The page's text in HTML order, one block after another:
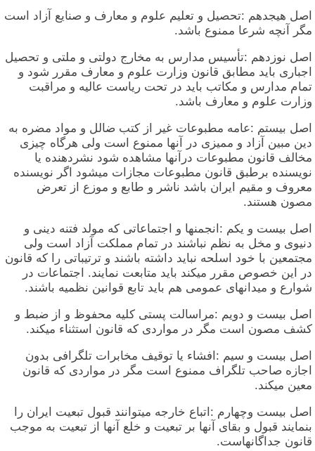
اصل هیجدهم :تحصیل و تعلیم علوم و معارف و صنایع آزاد است
مگر آنچه شرعا ممنوع باشد.
اصل نوزدهم :تأسیس مدارس به مخارج دولتی و ملتی و تحصیل
اجباری باید مطابق قانون وزارت علوم و معارف مقرر شود و
تمام مدارس و مکاتب باید در تحت ریاست عالیه و مراقبت
وزارت علوم و معارف باشد.
اصل بیستم :عامه مطبوعات غیر از کتب ضالل و مواد مضره به
دین مبین آزاد و ممیزی در آنها ممنوع است ولی هرگاه چیزی
مخالف قانون مطبوعات درآنها مشاهده شود نشردهنده یا
نویسنده برطبق قانون مطبوعات مجازات میشود اگر نویسنده
معروف و مقیم ایران باشد ناشر و طابع و موزع از تعرض
مصون هستند.
اصل بیست و یکم :انجمنها و اجتماعاتی که مولد فتنه دینی و
دنیوی و مخل به نظم نباشند در تمام مملکت آزاد است ولی
مجتمعین با خود اسلحه نباید داشته باشند و ترتیباتی را که قانون
در این خصوص مقرر میکند باید متابعت نمایند. اجتماعات در
شوارع و میدانهای عمومی هم باید تابع قوانین نظمیه باشند.
اصل بیست و دویم :مراسالت پستی کلیه محفوظ و از ضبط و
کشف مصون است مگر در مواردی که قانون استثناء میکند.
اصل بیست و سیم :افشاء یا توقیف مخابرات تلگرافی بدون
اجازه صاحب تلگراف ممنوع است مگر در مواردی که قانون
معین میکند.
اصل بیست وچهارم :اتباع خارجه میتوانند قبول تبعیت ایران را
بنمایند قبول و بقای آنها بر تبعیت و خلع آنها از تبعیت به موجب
قانون جداگانهاست.